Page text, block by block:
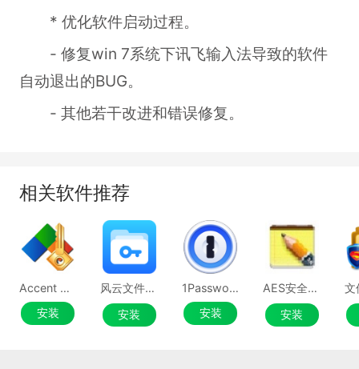
* 优化软件启动过程。
- 修复win 7系统下讯飞输入法导致的软件
自动退出的BUG。
- 其他若干改进和错误修复。
相关软件推荐
Accent Office Password Recovery
安装
风云文件加密
安装
1Password
安装
AES安全加密记事本
安装